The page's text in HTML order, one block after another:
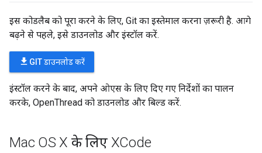
इस कोडलैब को पूरा करने के लिए, Git का इस्तेमाल करना ज़रूरी है. आगे
बढ़ने से पहले, इसे डाउनलोड और इंस्टॉल करें.
file_download GIT डाउनलोड करें
इंस्टॉल करने के बाद, अपने ओएस के लिए दिए गए निर्देशों का पालन
करके, OpenThread को डाउनलोड और बिल्ड करें.
Mac OS X के लिए XCode